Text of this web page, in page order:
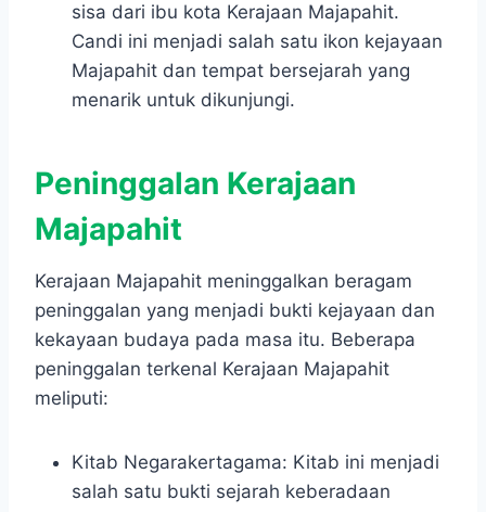
sisa dari ibu kota Kerajaan Majapahit.
Candi ini menjadi salah satu ikon kejayaan
Majapahit dan tempat bersejarah yang
menarik untuk dikunjungi.
Peninggalan Kerajaan
Majapahit
Kerajaan Majapahit meninggalkan beragam
peninggalan yang menjadi bukti kejayaan dan
kekayaan budaya pada masa itu. Beberapa
peninggalan terkenal Kerajaan Majapahit
meliputi:
Kitab Negarakertagama: Kitab ini menjadi
salah satu bukti sejarah keberadaan